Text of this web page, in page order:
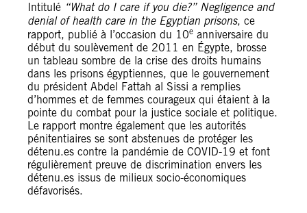
Intitulé “What do I care if you die?” Negligence and
denial of health care in the Egyptian prisons, ce
rapport, publié à l’occasion du 10e anniversaire du
début du soulèvement de 2011 en Égypte, brosse
un tableau sombre de la crise des droits humains
dans les prisons égyptiennes, que le gouvernement
du président Abdel Fattah al Sissi a remplies
d’hommes et de femmes courageux qui étaient à la
pointe du combat pour la justice sociale et politique.
Le rapport montre également que les autorités
pénitentiaires se sont abstenues de protéger les
détenu.es contre la pandémie de COVID-19 et font
régulièrement preuve de discrimination envers les
détenu.es issus de milieux socio-économiques
défavorisés.